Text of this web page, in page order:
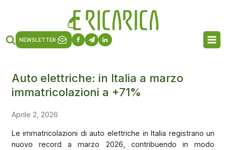
NEWSLETTER
Auto elettriche: in Italia a marzo
immatricolazioni a +71%
Aprile 2, 2026
Le immatricolazioni di auto elettriche in Italia registrano un
nuovo record a marzo 2026, contribuendo in modo